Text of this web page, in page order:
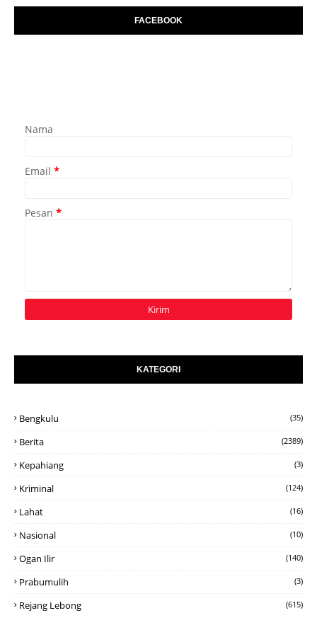
FACEBOOK
Nama
Email *
Pesan *
KATEGORI
Bengkulu (35)
Berita (2389)
Kepahiang (3)
Kriminal (124)
Lahat (16)
Nasional (10)
Ogan Ilir (140)
Prabumulih (3)
Rejang Lebong (615)